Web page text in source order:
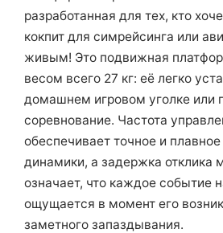
разработанная для тех, кто
кокпит для симрейсинга или
живым! Это подвижная
весом всего 27 кг: её легко
домашнем игровом уголке или
соревнование. Частота
обеспечивает точное и
динамики, а задержка отклика
означает, что каждое событие
ощущается в момент его
заметного запаздывания.